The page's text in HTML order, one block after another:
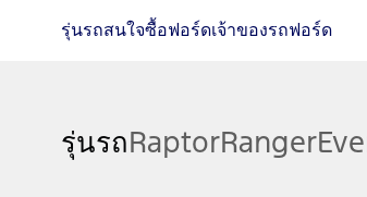
รุ่นรถสนใจซื้อฟอร์ดเจ้าของรถฟอร์ด
รุ่นรถRaptorRanger